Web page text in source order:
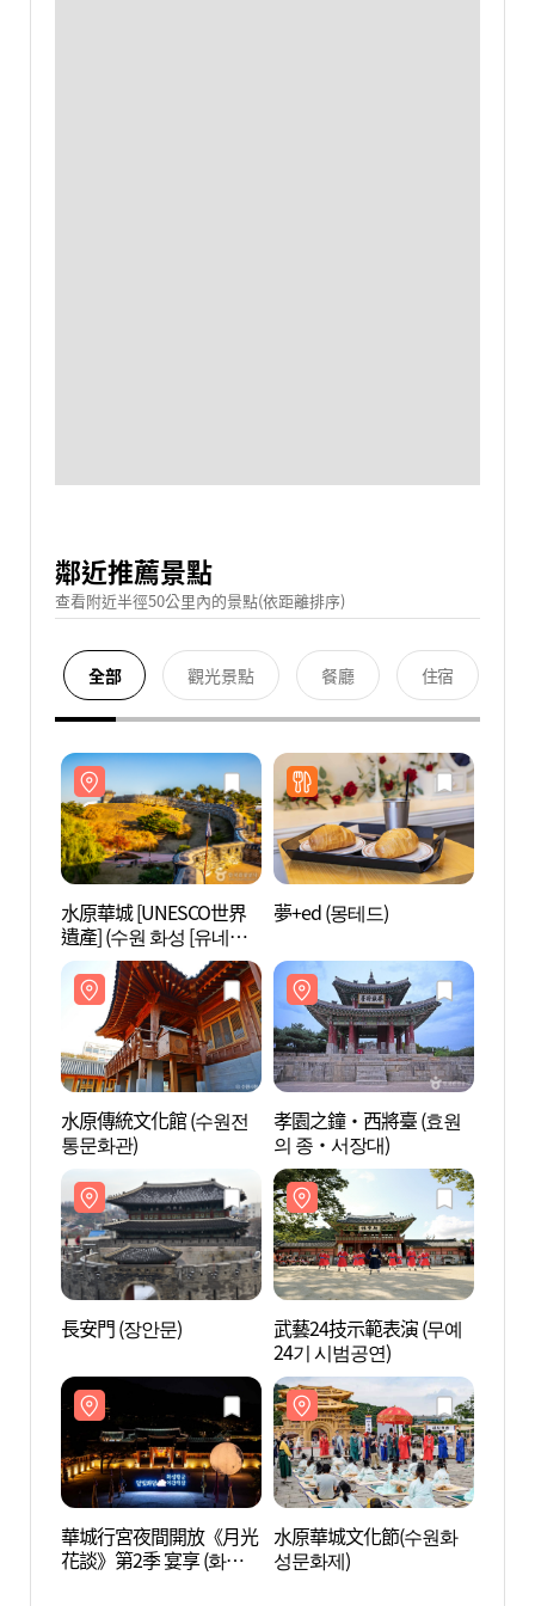
鄰近推薦景點
查看附近半徑50公里內的景點(依距離排序)
全部 觀光景點 餐廳 住宿
水原華城 [UNESCO世界
遺產] (수원 화성 [유네스
코 세계유산])
夢+ed (몽테드)
水原傳統文化館 (수원전
통문화관)
孝園之鐘‧西將臺 (효원
의 종·서장대)
長安門 (장안문)
武藝24技示範表演 (무예
24기 시범공연)
華城行宮夜間開放《月光
花談》第2季 宴享 (화성
水原華城文化節(수원화
성문화제)